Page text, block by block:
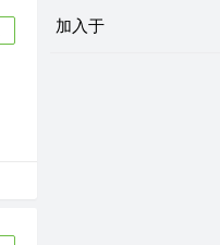
加入于